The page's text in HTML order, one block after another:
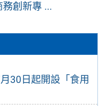
30日起開設「食用
創新專 ...